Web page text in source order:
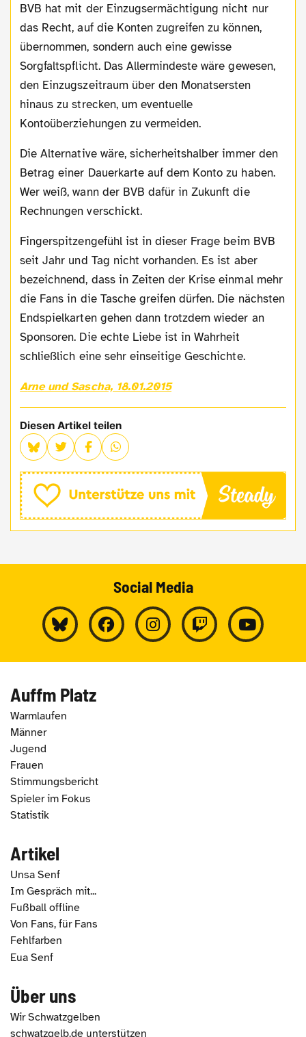
BVB hat mit der Einzugsermächtigung nicht nur
das Recht, auf die Konten zugreifen zu können,
übernommen, sondern auch eine gewisse
Sorgfaltspflicht. Das Allermindeste wäre gewesen,
den Einzugszeitraum über den Monatsersten
hinaus zu strecken, um eventuelle
Kontoüberziehungen zu vermeiden.
Die Alternative wäre, sicherheitshalber immer den
Betrag einer Dauerkarte auf dem Konto zu haben.
Wer weiß, wann der BVB dafür in Zukunft die
Rechnungen verschickt.
Fingerspitzengefühl ist in dieser Frage beim BVB
seit Jahr und Tag nicht vorhanden. Es ist aber
bezeichnend, dass in Zeiten der Krise einmal mehr
die Fans in die Tasche greifen dürfen. Die nächsten
Endspielkarten gehen dann trotzdem wieder an
Sponsoren. Die echte Liebe ist in Wahrheit
schließlich eine sehr einseitige Geschichte.
Arne und Sascha, 18.01.2015
Diesen Artikel teilen
Social Media
Auffm Platz
Warmlaufen
Männer
Jugend
Frauen
Stimmungsbericht
Spieler im Fokus
Statistik
Artikel
Unsa Senf
Im Gespräch mit...
Fußball offline
Von Fans, für Fans
Fehlfarben
Eua Senf
Über uns
Wir Schwatzgelben
schwatzgelb.de unterstützen